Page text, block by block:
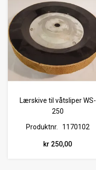
Lærskive til våtsliper WS-
250
Produktnr.
1170102
kr 250,00